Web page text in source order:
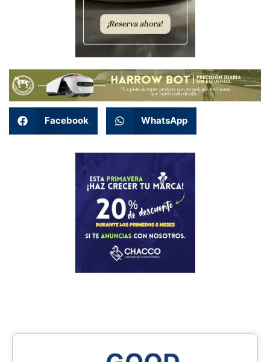
Facebook WhatsApp